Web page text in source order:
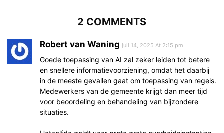
2 COMMENTS
Robert van Waning juli 14, 2025 At 2:15 pm
Goede toepassing van AI zal zeker leiden tot betere
en snellere informatievoorziening, omdat het daarbij
in de meeste gevallen gaat om toepassing van regels.
Medewerkers van de gemeente krijgt dan meer tijd
voor beoordeling en behandeling van bijzondere
situaties.